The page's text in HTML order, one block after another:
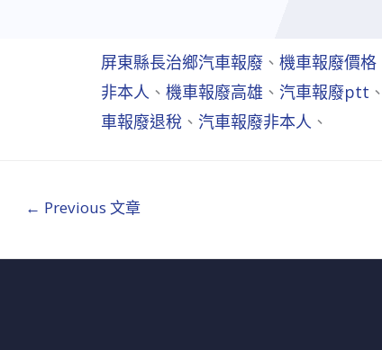
屏東縣長治鄉汽車報廢 、 機車報廢價格
非本人 、 機車報廢高雄 、 汽車報廢ptt 、
車報廢退稅 、 汽車報廢非本人 、
← Previous 文章